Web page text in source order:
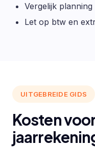
Vergelijk planning
Let op btw en
UITGEBREIDE GIDS
Kosten